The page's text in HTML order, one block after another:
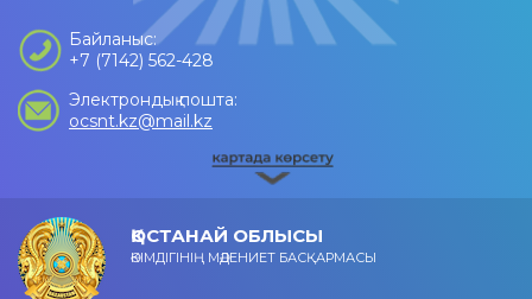
Байланыс:
+7 (7142) 562-428
Электрондық пошта:
ocsnt.kz@mail.kz
ҚОСТАНАЙ ОБЛЫСЫ
ӘКІМДІГІНІҢ МӘДЕНИЕТ БАСҚАРМАСЫ